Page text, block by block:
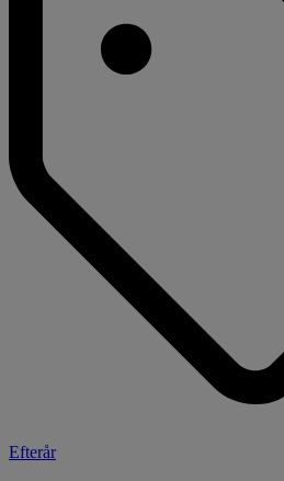
Efterår